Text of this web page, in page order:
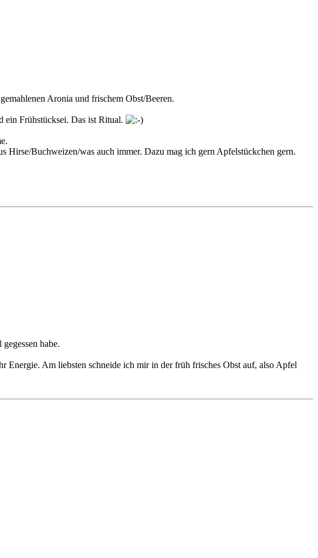
Aronia und frischem Obst/Beeren.
ein Frühstücksei. Das ist Ritual.
Hirse/Buchweizen/was auch immer. Dazu mag ich gern Apfelstückchen gern.
habe.
Energie. Am liebsten schneide ich mir in der früh frisches Obst auf, also Apfel